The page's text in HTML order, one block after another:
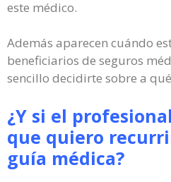
este médico.
Además aparecen cuándo
beneficiarios de seguros
sencillo decidirte sobre a
¿Y si el
que quiero
guía médica?